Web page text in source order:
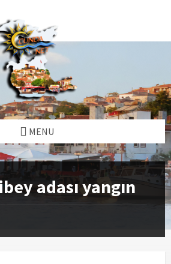
MENU
adası yangın